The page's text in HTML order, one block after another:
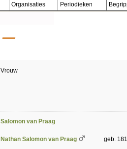
Organisaties Periodieken
Vrouw
Salomon van Praag
Nathan Salomon van Praag
geb.